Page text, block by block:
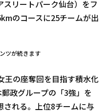
リートパーク仙台）をフ
のコースに25チームが出
ツが続きます
王の座奪回を目指す積水化
政グループの「3強」を
される。上位8チームに与